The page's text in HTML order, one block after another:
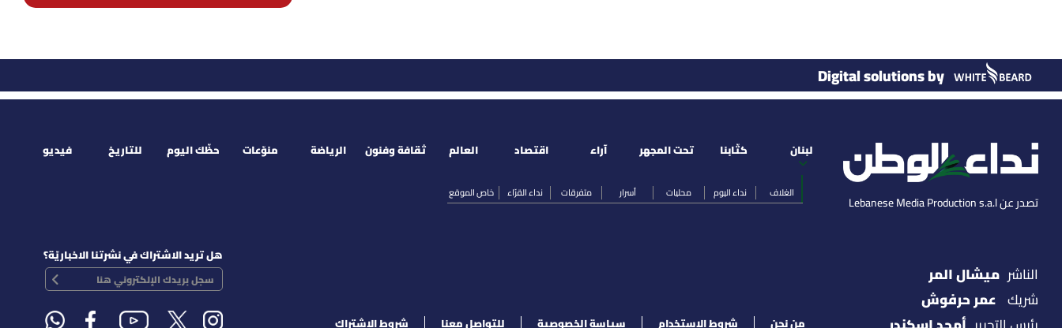
Digital solutions by
تصدر عن Lebanese Media Production s.a.l
لبنان
الغلاف نداء اليوم محليات أسرار متفرقات نداء القرّاء خاص الموقع
كتّابنا تحت المجهر آراء اقتصاد العالم ثقافة وفنون الرياضة منوّعات حظّك اليوم للتاريخ فيديو
الناشر ميشال المر
شريك عمر حرفوش
من نحن شروط الإستخدام سياسة الخصوصية للتواصل معنا شروط الإشتراك
هل تريد الاشتراك في نشرتنا الاخباريّة؟